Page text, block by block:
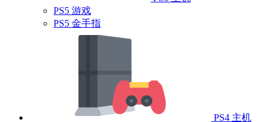
PS5 游戏
PS5 金手指
PS4 主机